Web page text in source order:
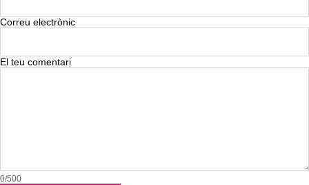
Correu electrònic
El teu comentari
0/500